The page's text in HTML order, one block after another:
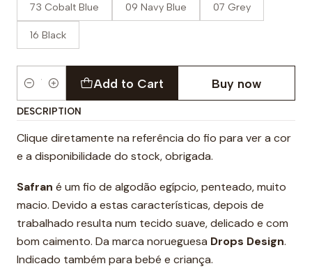
73 Cobalt Blue 09 Navy Blue 07 Grey
16 Black
Quantity
Add to Cart Buy now
DESCRIPTION
Clique diretamente na referência do fio para ver a cor
e a disponibilidade do stock, obrigada.
Safran é um fio de algodão egípcio, penteado, muito
macio. Devido a estas características, depois de
trabalhado resulta num tecido suave, delicado e com
bom caimento. Da marca norueguesa Drops Design.
Indicado também para bebé e criança.